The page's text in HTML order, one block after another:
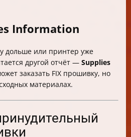
Information
дольше или принтер уже
другой отчёт — Supplies
заказать FIX прошивку, но
материалах.